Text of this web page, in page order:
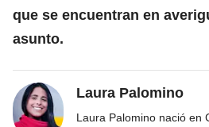
que se encuentran en
asunto.
Laura Palomino
Laura Palomino nació en